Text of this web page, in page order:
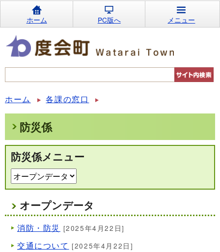
ホーム PC版へ メニュー
ホーム 各課の窓口
防災係
防災係メニュー
オープンデータ
消防・防災 [2025年4月22日]
交通について [2025年4月22日]